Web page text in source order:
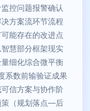
控问题报警确认
方案流环节流程
能存在的改进点
慧部分框架现实
细化综合微平衡
系数前输验证成果
信方案与协作阶
策（规划落点—后